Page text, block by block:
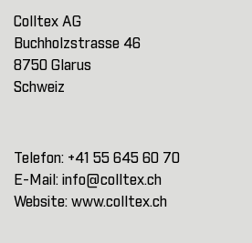
Colltex AG
Buchholzstrasse 46
8750 Glarus
Schweiz
Telefon: +41 55 645 60 70
E-Mail: info@colltex.ch
Website: www.colltex.ch